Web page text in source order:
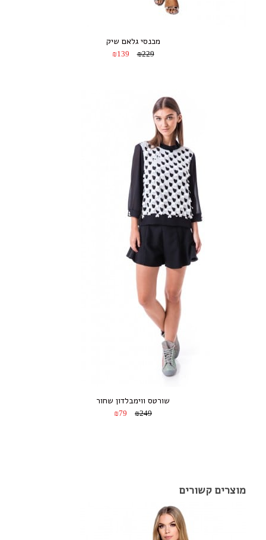
מכנסי גלאם שיק
₪229
₪139
שורטס ווימבלדון שחור
₪249
₪79
מוצרים קשורים